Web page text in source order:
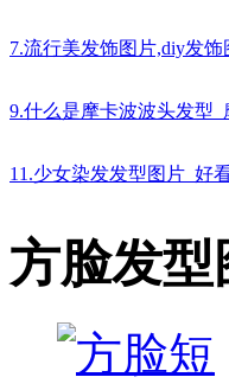
7.流行美发饰图片,diy发饰
9.什么是摩卡波波头发型
11.少女染发发型图片_好
方脸发型